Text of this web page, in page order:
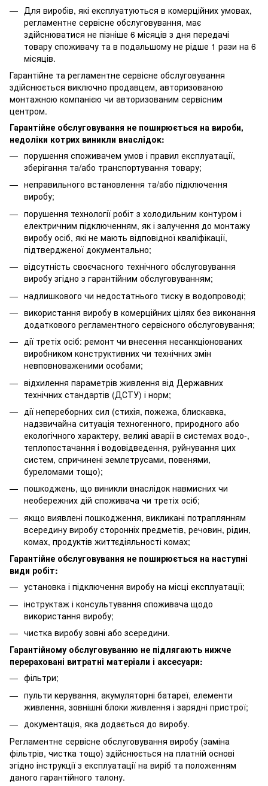
Для виробів, які експлуатуються в комерційних умовах,
регламентне сервісне обслуговування, має
здійснюватися не пізніше 6 місяців з дня передачі
товару споживачу та в подальшому не рідше 1 рази на 6
місяців.
Гарантійне та регламентне сервісне обслуговування
здійснюється виключно продавцем, авторизованою
монтажною компанією чи авторизованим сервісним
центром.
Гарантійне обслуговування не поширюється на вироби,
недоліки котрих виникли внаслідок:
порушення споживачем умов і правил експлуатації,
зберігання та/або транспортування товару;
неправильного встановлення та/або підключення
виробу;
порушення технології робіт з холодильним контуром і
електричним підключенням, як і залучення до монтажу
виробу осіб, які не мають відповідної кваліфікації,
підтвердженої документально;
відсутність своєчасного технічного обслуговування
виробу згідно з гарантійним обслуговуванням;
надлишкового чи недостатнього тиску в водопроводі;
використання виробу в комерційних цілях без виконання
додаткового регламентного сервісного обслуговування;
дії третіх осіб: ремонт чи внесення несанкціонованих
виробником конструктивних чи технічних змін
невповноваженими особами;
відхилення параметрів живлення від Державних
технічних стандартів (ДСТУ) і норм;
дії непереборних сил (стихія, пожежа, блискавка,
надзвичайна ситуація техногенного, природного або
екологічного характеру, великі аварії в системах водо-,
теплопостачання і водовідведення, руйнування цих
систем, спричинені землетрусами, повенями,
буреломами тощо);
пошкоджень, що виникли внаслідок навмисних чи
необережних дій споживача чи третіх осіб;
якщо виявлені пошкодження, викликані потраплянням
всередину виробу сторонніх предметів, речовин, рідин,
комах, продуктів життєдіяльності комах;
Гарантійне обслуговування не поширюється на наступні
види робіт:
установка і підключення виробу на місці експлуатації;
інструктаж і консультування споживача щодо
використання виробу;
чистка виробу зовні або зсередини.
Гарантійному обслуговуванню не підлягають нижче
перераховані витратні матеріали і аксесуари:
фільтри;
пульти керування, акумуляторні батареї, елементи
живлення, зовнішні блоки живлення і зарядні пристрої;
документація, яка додається до виробу.
Регламентне сервісне обслуговування виробу (заміна
фільтрів, чистка тощо) здійснюється на платній основі
згідно інструкції з експлуатації на виріб та положенням
даного гарантійного талону.